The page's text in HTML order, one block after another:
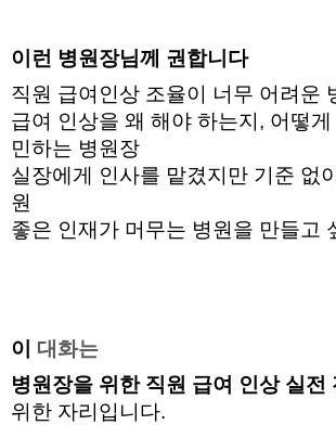
이런 병원장님께 권합니다
직원 급여인상 조율이 너무 어려운
급여 인상을 왜 해야 하는지, 어떻
민하는 병원장
실장에게 인사를 맡겼지만 기준 없
원
좋은 인재가 머무는 병원을 만들고
이 대화는
병원장을 위한 직원 급여 인상 실전
위한 자리입니다.